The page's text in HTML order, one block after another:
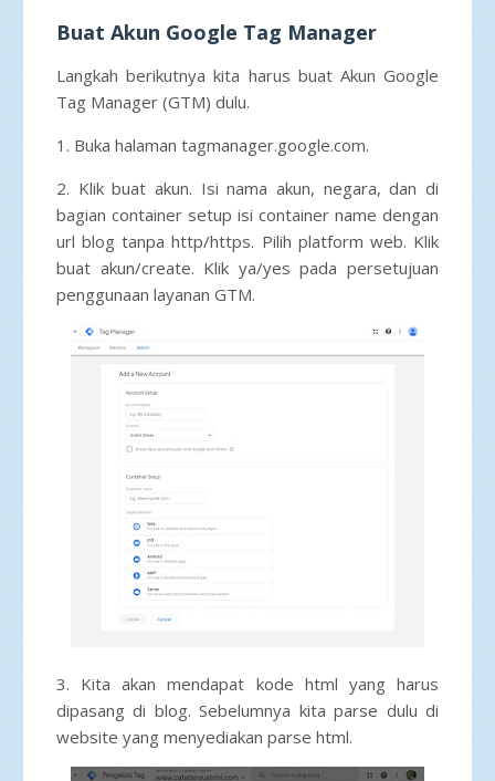
Buat Akun Google Tag Manager
Langkah berikutnya kita harus buat Akun Google
Tag Manager (GTM) dulu.
1. Buka halaman tagmanager.google.com.
2. Klik buat akun. Isi nama akun, negara, dan di
bagian container setup isi container name dengan
url blog tanpa http/https. Pilih platform web. Klik
buat akun/create. Klik ya/yes pada persetujuan
penggunaan layanan GTM.
3. Kita akan mendapat kode html yang harus
dipasang di blog. Sebelumnya kita parse dulu di
website yang menyediakan parse html.